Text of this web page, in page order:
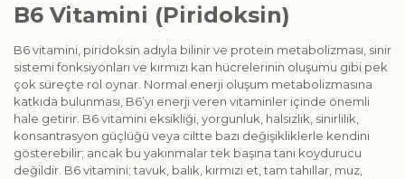
B6 Vitamini (Piridoksin)
B6 vitamini, piridoksin adıyla bilinir ve protein metabolizması, sinir
sistemi fonksiyonları ve kırmızı kan hücrelerinin oluşumu gibi pek
çok süreçte rol oynar. Normal enerji oluşum metabolizmasına
katkıda bulunması, B6’yı enerji veren vitaminler içinde önemli
hale getirir. B6 vitamini eksikliği, yorgunluk, halsizlik, sinirlilik,
konsantrasyon güçlüğü veya ciltte bazı değişikliklerle kendini
gösterebilir; ancak bu yakınmalar tek başına tanı koydurucu
değildir. B6 vitamini; tavuk, balık, kırmızı et, tam tahıllar, muz,